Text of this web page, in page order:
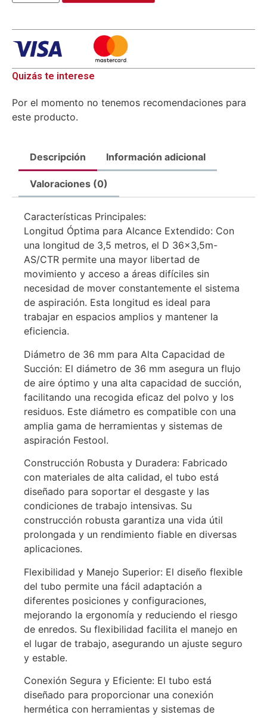
Quizás te interese
Por el momento no tenemos recomendaciones para
este producto.
Descripción Información adicional
Valoraciones (0)
Características Principales:
Longitud Óptima para Alcance Extendido: Con
una longitud de 3,5 metros, el D 36×3,5m-
AS/CTR permite una mayor libertad de
movimiento y acceso a áreas difíciles sin
necesidad de mover constantemente el sistema
de aspiración. Esta longitud es ideal para
trabajar en espacios amplios y mantener la
eficiencia.
Diámetro de 36 mm para Alta Capacidad de
Succión: El diámetro de 36 mm asegura un flujo
de aire óptimo y una alta capacidad de succión,
facilitando una recogida eficaz del polvo y los
residuos. Este diámetro es compatible con una
amplia gama de herramientas y sistemas de
aspiración Festool.
Construcción Robusta y Duradera: Fabricado
con materiales de alta calidad, el tubo está
diseñado para soportar el desgaste y las
condiciones de trabajo intensivas. Su
construcción robusta garantiza una vida útil
prolongada y un rendimiento fiable en diversas
aplicaciones.
Flexibilidad y Manejo Superior: El diseño flexible
del tubo permite una fácil adaptación a
diferentes posiciones y configuraciones,
mejorando la ergonomía y reduciendo el riesgo
de enredos. Su flexibilidad facilita el manejo en
el lugar de trabajo, asegurando un ajuste seguro
y estable.
Conexión Segura y Eficiente: El tubo está
diseñado para proporcionar una conexión
hermética con herramientas y sistemas de